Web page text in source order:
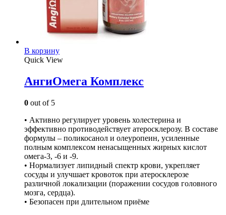
В корзину
Quick View
АнгиОмега Комплекс
0 out of 5
• Активно регулирует уровень холестерина и
эффективно противодействует атеросклерозу. В составе
формулы – поликосанол и олеуропеин, усиленные
полным комплексом ненасыщенных жирных кислот
омега-3, -6 и -9.
• Нормализует липидный спектр крови, укрепляет
сосуды и улучшает кровоток при атеросклерозе
различной локализации (поражении сосудов головного
мозга, сердца).
• Безопасен при длительном приёме